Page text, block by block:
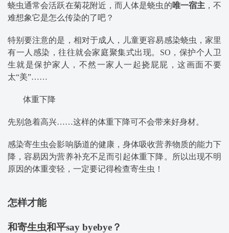
蛲虫通常会活跃在菊花附近，而人体是蛲虫的唯一宿主，不
难想象它是怎么传染的了吧？
特别要注意的是，相对于成人，儿童更容易感染蛲虫，家里
有一人感染，往往就会家庭聚集式出现。SO，保护个人卫
生就是保护家人，不然一家人一起挠屁屁，这画面不要
太“美”……
体重下降
先别急着高兴……这样的体重下降可不会带来好身材。
感染寄生虫会影响肠道的健康，身体吸收营养物质的能力下
降，容易因为营养补充不足而引起体重下降。所以出现不明
原因的体重变轻，一定要记得检查寄生虫！
怎样才能
和寄生虫和平say byebye？